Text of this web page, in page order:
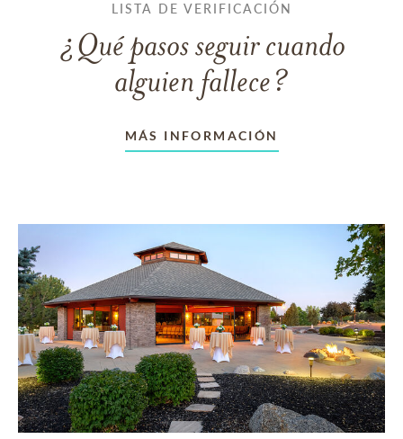
LISTA DE VERIFICACIÓN
¿Qué pasos seguir cuando
alguien fallece?
MÁS INFORMACIÓN